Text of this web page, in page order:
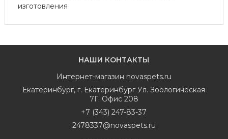
изготовления
НАШИ КОНТАКТЫ
Интернет-магазин novaspets.ru
Екатеринбург, г. Екатеринбург Ул. Зоологическая
7Г. Офис 208
+7 (343) 247-83-37
2478337@novaspets.ru